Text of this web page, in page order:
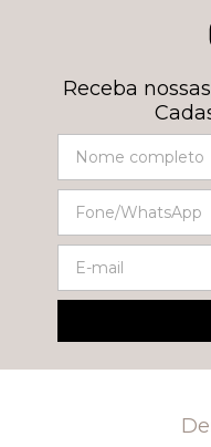
Receba